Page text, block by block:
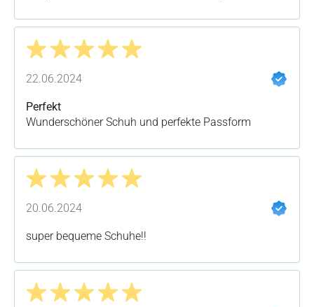
Bewertung mit 5 von 5 Sternen
22.06.2024
Perfekt
Wunderschöner Schuh und perfekte Passform
Bewertung mit 5 von 5 Sternen
20.06.2024
super bequeme Schuhe!!